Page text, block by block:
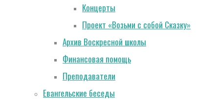
Концерты
Проект «Возьми с собой Сказку»
Архив Воскресной школы
Финансовая помощь
Преподаватели
Евангельские беседы